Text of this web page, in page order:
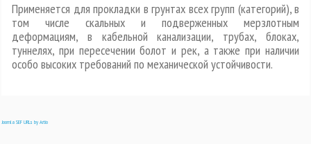
Применяется для прокладки в грунтах всех групп (категорий), в
том числе скальных и подверженных мерзлотным
деформациям, в кабельной канализации, трубах, блоках,
туннелях, при пересечении болот и рек, а также при наличии
особо высоких требований по механической устойчивости.
Joomla SEF URLs by Artio